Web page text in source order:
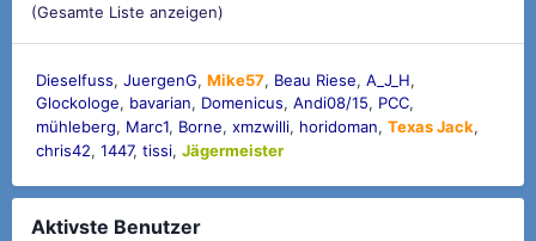
(Gesamte Liste anzeigen)
Dieselfuss JuergenG Mike57 Beau Riese A_J_H
Glockologe
bavarian Domenicus Andi08/15
PCC
mühleberg
Marc1 Borne xmzwilli horidoman Texas Jack
chris42 1447 tissi Jägermeister
Aktivste Benutzer